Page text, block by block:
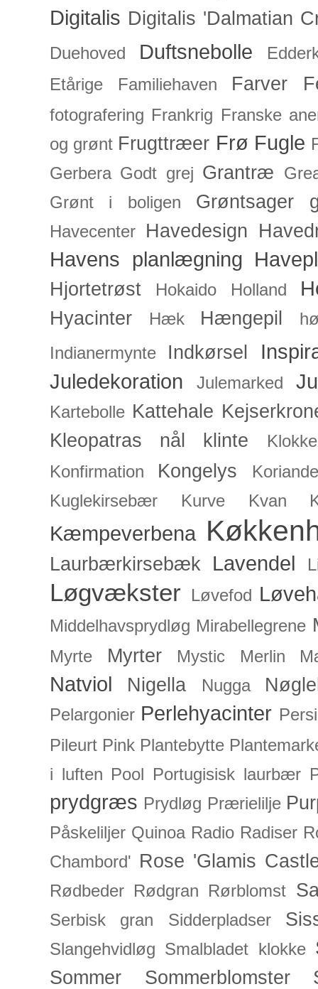
Digitalis Digitalis 'Dalmatian
Duehoved Duftsnebolle
Etårige
Familiehaven Farver
fotografering Frankrig Franske
og grønt Frugttræer Frø Fugle
Gerbera Godt grej Grantræ
Grønt i boligen
Grøntsager
Havecenter Havedesign
Havens planlægning
Hjortetrøst Hokaido Holland
Hyacinter Hæk Hængepil
Indianermynte
Indkørsel
Juledekoration
Julemarked
Kartebolle Kattehale
Kleopatras nål
klinte
Konfirmation
Kongelys
Kuglekirsebær
Kurve Kvan
Kæmpeverbena
Laurbærkirsebæk Lavendel
Løgvækster Løvefod
Middelhavsprydløg Mirabellegrene
Myrte Myrter Mystic Merlin
Natviol Nigella Nugga
Pelargonier Perlehyacinter
Pileurt Pink Plantebytte
i luften Pool Portugisisk laurbær
prydgræs Prydløg Prærielilje
Påskeliljer Quinoa Radio Radiser
Chambord' Rose 'Glamis
Rødbeder Rødgran Rørblomst
Serbisk gran Sidderpladser
Slangehvidløg Smalbladet klokke
Sommer Sommerblomster